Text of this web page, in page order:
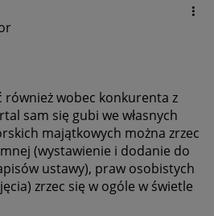
również wobec konkurenta z
sam się gubi we własnych
majątkowych można zrzec
(wystawienie i dodanie do
ustawy), praw osobistych
zrzec się w ogóle w świetle